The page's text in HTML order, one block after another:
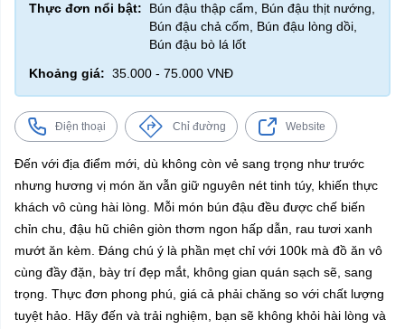
Thực đơn nổi bật:
Bún đậu thập cẩm, Bún đậu thịt nướng,
Bún đậu chả cốm, Bún đậu lòng dồi,
Bún đậu bò lá lốt
Khoảng giá: 35.000 - 75.000 VNĐ
Điện thoại Chỉ đường Website
Đến với địa điểm mới, dù không còn vẻ sang trọng như trước
nhưng hương vị món ăn vẫn giữ nguyên nét tinh túy, khiến thực
khách vô cùng hài lòng. Mỗi món bún đậu đều được chế biến
chỉn chu, đậu hũ chiên giòn thơm ngon hấp dẫn, rau tươi xanh
mướt ăn kèm. Đáng chú ý là phần mẹt chỉ với 100k mà đồ ăn vô
cùng đầy đặn, bày trí đẹp mắt, không gian quán sạch sẽ, sang
trọng. Thực đơn phong phú, giá cả phải chăng so với chất lượng
tuyệt hảo. Hãy đến và trải nghiệm, bạn sẽ không khỏi hài lòng và